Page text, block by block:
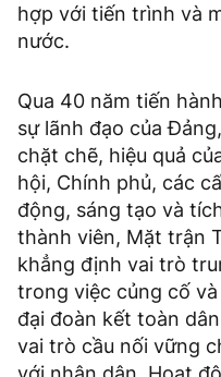
hợp với tiến trình và
nước.
Qua 40 năm tiến
sự lãnh đạo của
chặt chẽ, hiệu quả
hội, Chính phủ, các
động, sáng tạo và
thành viên, Mặt trận
khẳng định vai trò
trong việc củng cố
đại đoàn kết toàn
vai trò cầu nối vững